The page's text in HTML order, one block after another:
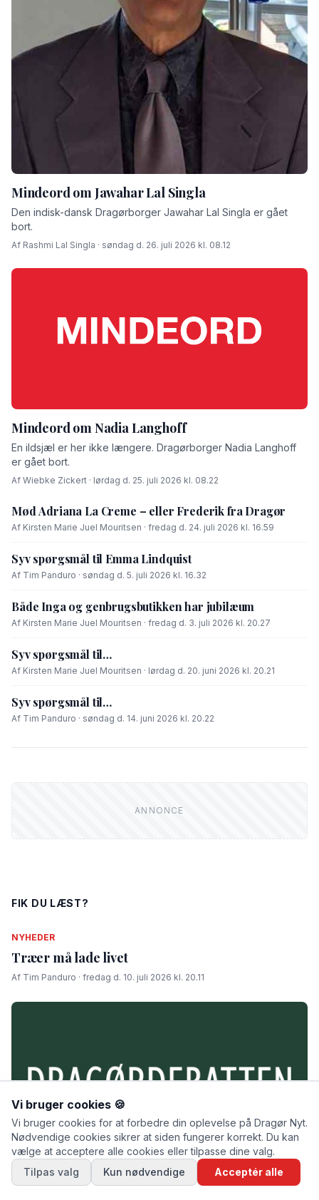
Mindeord om Jawahar Lal Singla
Den indisk-dansk Dragørborger Jawahar Lal Singla er gået
bort.
Af Rashmi Lal Singla · søndag d. 26. juli 2026 kl. 08.12
Mindeord om Nadia Langhoff
En ildsjæl er her ikke længere. Dragørborger Nadia Langhoff
er gået bort.
Af Wiebke Zickert · lørdag d. 25. juli 2026 kl. 08.22
Mød Adriana La Creme – eller Frederik fra Dragør
Af Kirsten Marie Juel Mouritsen · fredag d. 24. juli 2026 kl. 16.59
Syv spørgsmål til Emma Lindquist
Af Tim Panduro · søndag d. 5. juli 2026 kl. 16.32
Både Inga og genbrugsbutikken har jubilæum
Af Kirsten Marie Juel Mouritsen · fredag d. 3. juli 2026 kl. 20.27
Syv spørgsmål til…
Af Kirsten Marie Juel Mouritsen · lørdag d. 20. juni 2026 kl. 20.21
Syv spørgsmål til…
Af Tim Panduro · søndag d. 14. juni 2026 kl. 20.22
FIK DU LÆST?
NYHEDER
Træer må lade livet
Af Tim Panduro · fredag d. 10. juli 2026 kl. 20.11
DRAGØRDEBATTEN
Vi bruger cookies 🍪
Vi bruger cookies for at forbedre din oplevelse på Dragør Nyt.
Nødvendige cookies sikrer at siden fungerer korrekt. Du kan
vælge at acceptere alle cookies eller tilpasse dine valg.
Tilpas valg
Kun nødvendige Acceptér alle